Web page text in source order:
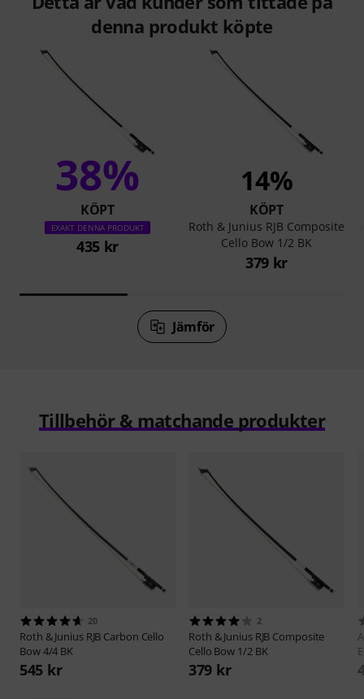
denna produkt köpte
38%
KÖPT
EXAKT DENNA PRODUKT
435 kr
14%
KÖPT
Roth & Junius RJB Composite
Cello Bow 1/2 BK
379 kr
Jämför
Tillbehör & matchande produkter
20
Roth & Junius RJB Carbon Cello
Bow 4/4 BK
545 kr
2
Roth & Junius RJB Composite
Cello Bow 1/2 BK
379 kr